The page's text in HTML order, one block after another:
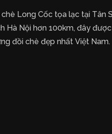
Long Cốc tọa lạc tại Tân
Hà Nội hơn 100km, đây
đồi chè đẹp nhất Việt Nam.